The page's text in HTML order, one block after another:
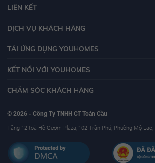
LIÊN KẾT
DỊCH VỤ KHÁCH HÀNG
TẢI ỨNG DỤNG YOUHOMES
KẾT NỐI VỚI YOUHOMES
CHĂM SÓC KHÁCH HÀNG
© 2026 - Công Ty TNHH CT Toàn Cầu
Tầng 12 toà Hồ Gươm Plaza, 102 Trần Phú, Phường Mộ Lao,